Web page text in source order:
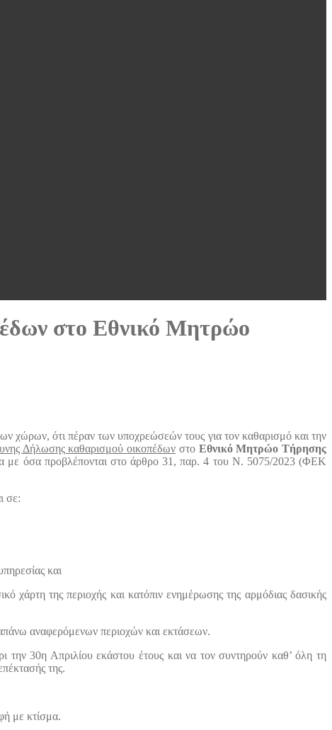
στο Εθνικό Μητρώο
χώρων, ότι πέραν των υποχρεώσεών τους για τον καθαρισμό και την
Δήλωσης καθαρισμού οικοπέδων στο Εθνικό Μητρώο Τήρησης
με όσα προβλέπονται στο άρθρο 31, παρ. 4 του Ν. 5075/2023 (ΦΕΚ
σε:
και
χάρτη της περιοχής και κατόπιν ενημέρωσης της αρμόδιας δασικής
αναφερόμενων περιοχών και εκτάσεων.
την 30η Απριλίου εκάστου έτους και να τον συντηρούν καθ’ όλη τη
της.
με κτίσμα.